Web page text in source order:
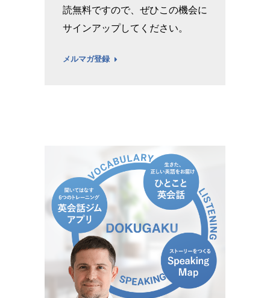
読無料ですので、ぜひこの機会に
サインアップしてください。
メルマガ登録